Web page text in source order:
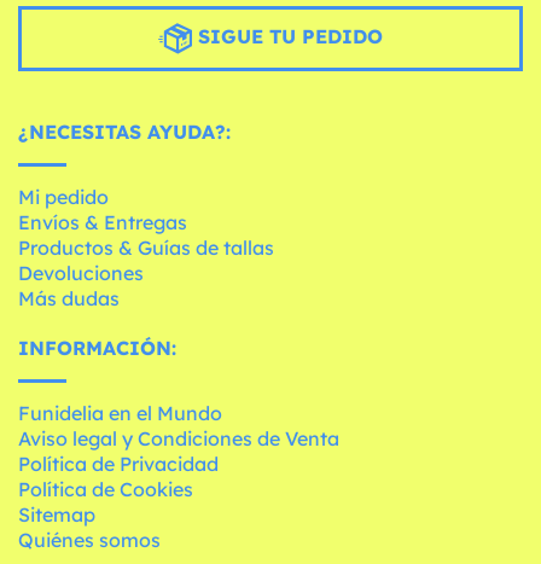
SIGUE TU PEDIDO
¿NECESITAS AYUDA?:
Mi pedido
Envíos & Entregas
Productos & Guías de tallas
Devoluciones
Más dudas
INFORMACIÓN:
Funidelia en el Mundo
Aviso legal y Condiciones de Venta
Política de Privacidad
Política de Cookies
Sitemap
Quiénes somos